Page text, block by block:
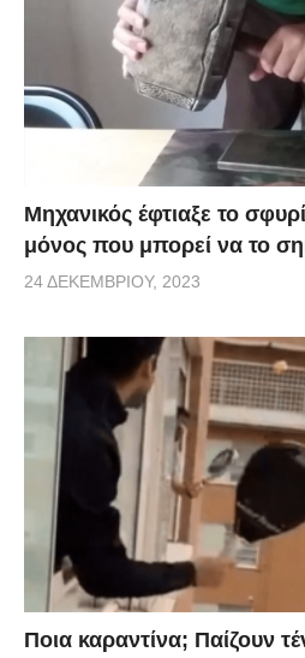
Μηχανικός έφτιαξε το
μόνος που μπορεί να το
24 ΔΕΚΕΜΒΡΊΟΥ, 2023
Ποια καραντίνα; Παίζουν